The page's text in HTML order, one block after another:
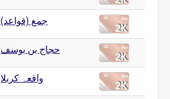
جمع (قواعد)
حجاج بن یوسف
واقعہ کربلا